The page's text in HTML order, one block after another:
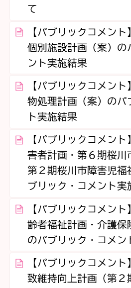
て
【パブリックコメン
個別施設計画（案）の
ント実施結果
【パブリックコメン
物処理計画（案）のパ
ト実施結果
【パブリックコメン
害者計画・第６期桜川
第２期桜川市障害児福
ブリック・コメント実
【パブリックコメン
齢者福祉計画・介護保
のパブリック・コメン
【パブリックコメン
致維持向上計画（第２